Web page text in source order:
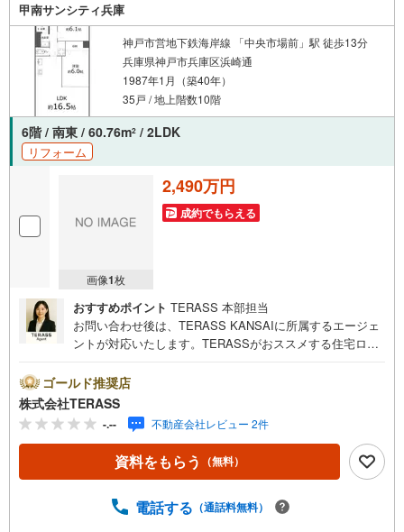
甲南サンシティ兵庫
神戸市営地下鉄海岸線 「中央市場前」駅 徒歩13分
兵庫県神戸市兵庫区浜崎通
1987年1月（築40年）
35戸 / 地上階数10階
6階 / 南東 / 60.76m2 / 2LDK
リフォーム
画像1枚
2,490万円
成約でもらえる
おすすめポイント TERASS 本部担当
お問い合わせ後は、TERASS KANSAIに所属するエージェ
ントが対応いたします。TERASSがおススメする住宅ロー
合）・がん100％保障団信が【金利上乗せなし】で加入可
能！・頭金0円でも可能！・諸費用も、物件価格の10％まで
は融資可能！※2026年8月現在■スーパーや病院、郵便局が
徒歩圏内。生活のしやすい環境です■壁付けキッチンのた
め、住空間を有効活用できます■浴室乾燥機・追い焚き機能
付きバスルーム■オートロックあり【リフォーム内容】〇新
〇張替:クロス、フローリング〇浴室乾燥機新規設置、シー
ゴールド推奨店
株式会社TERASS
-.-- 不動産会社レビュー 2件
資料をもらう （無料）
電話する （通話料無料）